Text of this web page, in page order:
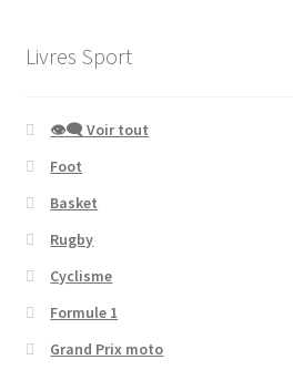
Livres Sport
👁‍🗨 Voir tout
Foot
Basket
Rugby
Cyclisme
Formule 1
Grand Prix moto